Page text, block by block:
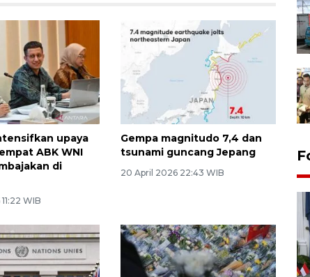
upaya
ABK WNI
di
WIB
Gempa magnitudo 7,4 dan
tsunami guncang Jepang
20 April 2026 22:43 WIB